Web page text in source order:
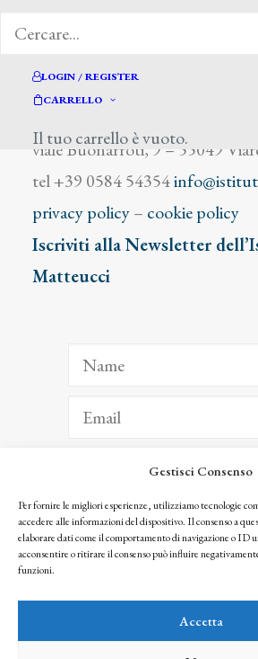
Gestisci Consenso
Per fornire le migliori esperienze, utilizziamo tecnologie
accedere alle informazioni del dispositivo. Il consenso a
elaborare dati come il comportamento di navigazione o ID
acconsentire o ritirare il consenso può influire
funzioni.
Accetta
LOGIN / REGISTER
CARRELLO
Il tuo carrello è vuoto.
viale Buonarroti, 9 – 55049
tel +39 0584 54354
privacy policy– cookie policy
Iscriviti alla Newsletter
Matteucci
ISCRIVITI
Facendo clic per iscriverti, riconosci che le tue
seguendo la nostra Privacy Policy
© 2025 Istituto Matteucci. All right reserved
l’autorizzazione scritta dei proprietari dei diritti e